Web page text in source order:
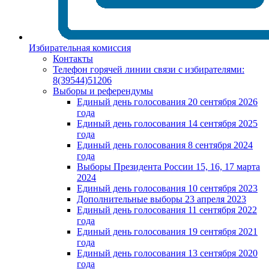
Избирательная комиссия
Контакты
Телефон горячей линии связи с избирателями:
8(39544)51206
Выборы и референдумы
Единый день голосования 20 сентября 2026
года
Единый день голосования 14 сентября 2025
года
Единый день голосования 8 сентября 2024
года
Выборы Президента России 15, 16, 17 марта
2024
Единый день голосования 10 сентября 2023
Дополнительные выборы 23 апреля 2023
Единый день голосования 11 сентября 2022
года
Единый день голосования 19 сентября 2021
года
Единый день голосования 13 сентября 2020
года